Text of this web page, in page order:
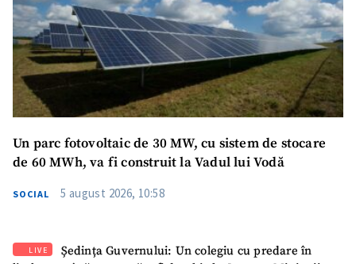
Un parc fotovoltaic de 30 MW, cu sistem de stocare
de 60 MWh, va fi construit la Vadul lui Vodă
SOCIAL 5 august 2026, 10:58
LIVE
Ședința Guvernului: Un colegiu cu predare în